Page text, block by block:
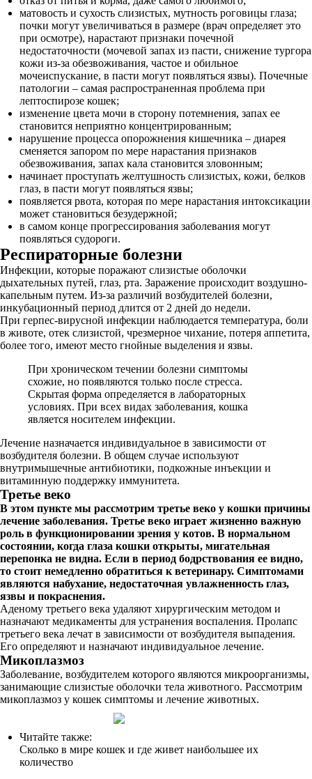
матовость и сухость слизистых, мутность роговицы глаза;
почки могут увеличиваться в размере (врач определяет это
при осмотре), нарастают признаки почечной
недостаточности (мочевой запах из пасти, снижение тургора
кожи из-за обезвоживания, частое и обильное
мочеиспускание, в пасти могут появляться язвы). Почечные
патологии – самая распространенная проблема при
лептоспирозе кошек;
изменение цвета мочи в сторону потемнения, запах ее
становится неприятно концентрированным;
нарушение процесса опорожнения кишечника – диарея
сменяется запором по мере нарастания признаков
обезвоживания, запах кала становится зловонным;
начинает проступать желтушность слизистых, кожи, белков
глаз, в пасти могут появляться язвы;
появляется рвота, которая по мере нарастания интоксикации
может становиться безудержной;
в самом конце прогрессирования заболевания могут
появляться судороги.
Респираторные болезни
Инфекции, которые поражают слизистые оболочки
дыхательных путей, глаз, рта. Заражение происходит воздушно-
капельным путем. Из-за различий возбудителей болезни,
инкубационный период длится от 2 дней до недели.
При герпес-вирусной инфекции наблюдается температура, боли
в животе, отек слизистой, чрезмерное чихание, потеря аппетита,
более того, имеют место гнойные выделения и язвы.
При хроническом течении болезни симптомы
схожие, но появляются только после стресса.
Скрытая форма определяется в лабораторных
условиях. При всех видах заболевания, кошка
является носителем инфекции.
Лечение назначается индивидуальное в зависимости от
возбудителя болезни. В общем случае используют
внутримышечные антибиотики, подкожные инъекции и
витаминную поддержку иммунитета.
Третье веко
В этом пункте мы рассмотрим третье веко у кошки причины
лечение заболевания. Третье веко играет жизненно важную
роль в функционировании зрения у котов. В нормальном
состоянии, когда глаза кошки открыты, мигательная
перепонка не видна. Если в период бодрствования ее видно,
то стоит немедленно обратиться к ветеринару. Симптомами
являются набухание, недостаточная увлажненность глаз,
язвы и покраснения.
Аденому третьего века удаляют хирургическим методом и
назначают медикаменты для устранения воспаления. Пролапс
третьего века лечат в зависимости от возбудителя выпадения.
Его определяют и назначают индивидуальное лечение.
Микоплазмоз
Заболевание, возбудителем которого являются микроорганизмы,
занимающие слизистые оболочки тела животного. Рассмотрим
микоплазмоз у кошек симптомы и лечение животных.
Читайте также:
Сколько в мире кошек и где живет наибольшее их
количество